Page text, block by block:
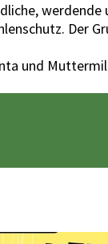
Der
und